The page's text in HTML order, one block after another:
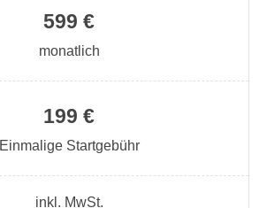
199 €
Einmalige Startgebühr
599 €
monatlich
inkl. MwSt.